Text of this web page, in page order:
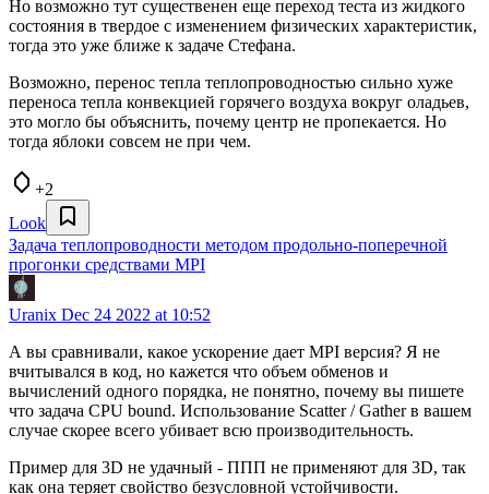
Но возможно тут существенен еще переход теста из жидкого
состояния в твердое с изменением физических характеристик,
тогда это уже ближе к задаче Стефана.
Возможно, перенос тепла теплопроводностью сильно хуже
переноса тепла конвекцией горячего воздуха вокруг оладьев,
это могло бы объяснить, почему центр не пропекается. Но
тогда яблоки совсем не при чем.
+2
Look
Задача теплопроводности методом продольно-поперечной
прогонки средствами MPI
Uranix Dec 24 2022 at 10:52
А вы сравнивали, какое ускорение дает MPI версия? Я не
вчитывался в код, но кажется что объем обменов и
вычислений одного порядка, не понятно, почему вы пишете
что задача CPU bound. Использование Scatter / Gather в вашем
случае скорее всего убивает всю производительность.
Пример для 3D не удачный - ППП не применяют для 3D, так
как она теряет свойство безусловной устойчивости.